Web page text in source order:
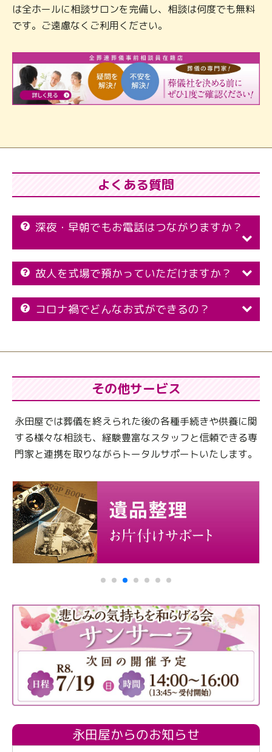
は全ホールに相談サロンを完備し、相談は何度でも無料
です。ご遠慮なくご利用ください。
よくある質問
深夜・早朝でもお電話はつながりますか？
故人を式場で預かっていただけますか？
コロナ禍でどんなお式ができるの？
その他サービス
永田屋では葬儀を終えられた後の各種手続きや供養に関
する様々な相談も、 経験豊富なスタッフと信頼できる専
門家と連携を取りながらトータルサポートいたします。
永田屋からのお知らせ